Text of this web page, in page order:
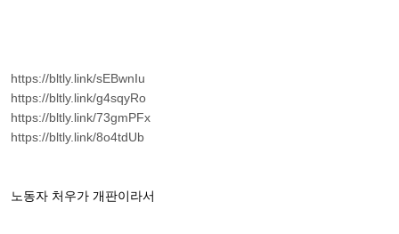
https://bltly.link/sEBwnIu
https://bltly.link/g4sqyRo
https://bltly.link/73gmPFx
https://bltly.link/8o4tdUb
노동자 처우가 개판이라서